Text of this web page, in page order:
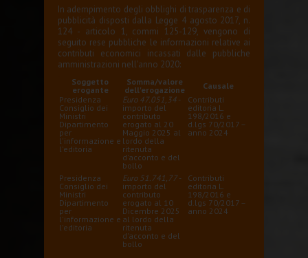
In adempimento degli obblighi di trasparenza e di
pubblicità disposti dalla Legge 4 agosto 2017, n.
124 - articolo 1, commi 125-129, vengono di
seguito rese pubbliche le informazioni relative ai
contributi economici incassati dalle pubbliche
amministrazioni nell'anno 2020:
Soggetto
erogante
Somma/valore
dell'erogazione
Causale
Presidenza
Consiglio dei
Ministri
Dipartimento
per
l'informazione e
l'editoria
Euro 47.051,34 -
importo del
contributo
erogato al 20
Maggio 2025 al
lordo della
ritenuta
d'acconto e del
bollo
Contributi
editoria L.
198/2016 e
d.lgs 70/2017 –
anno 2024
Presidenza
Consiglio dei
Ministri
Dipartimento
per
l'informazione e
l'editoria
Euro 51.741,77 -
importo del
contributo
erogato al 10
Dicembre 2025
al lordo della
ritenuta
d'acconto e del
bollo
Contributi
editoria L.
198/2016 e
d.lgs 70/2017 –
anno 2024